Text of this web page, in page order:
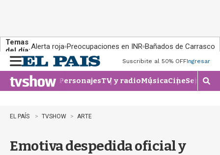
Temas
del día:Alerta roja Preocupaciones en INR Bañados de Carrasco
n
u
Suscribite al 50% OFFIngresar
PersonajesTV y radioMúsicaCineSeries
M
o
EL PAÍS TVSHOW ARTE
Emotiva despedida oficial y